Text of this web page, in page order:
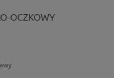
OCZKOWY